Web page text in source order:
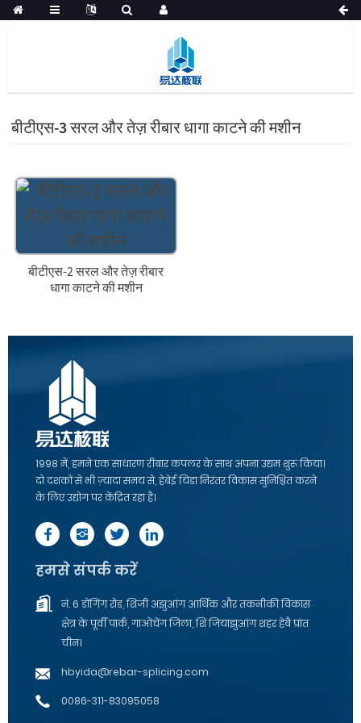
बीटीएस-3 सरल और तेज़ रीबार धागा काटने की मशीन
बीटीएस-2 सरल और तेज़ रीबार
धागा काटने की मशीन
1998 में, हमने एक साधारण रीबार कपलर के साथ अपना उद्यम शुरू किया।
दो दशकों से भी ज़्यादा समय से, हेबेई यिडा निरंतर विकास सुनिश्चित करने
के लिए उद्योग पर केंद्रित रहा है।
हमसे संपर्क करें
नं. 6 डोंगिंग रोड, शिजी अझुआंग आर्थिक और तकनीकी विकास
क्षेत्र के पूर्वी पार्क, गाओचेंग जिला, शि जियाझुआंग शहर हेबै प्रांत
चीन।
hbyida@rebar-splicing.com
0086-311-83095058